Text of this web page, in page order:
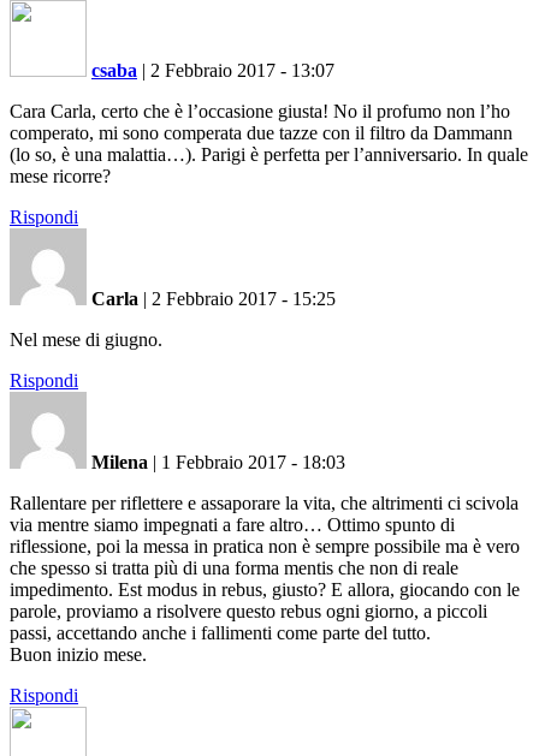
csaba | 2 Febbraio 2017 - 13:07
Cara Carla, certo che è l’occasione giusta! No il profumo non l’ho
comperato, mi sono comperata due tazze con il filtro da Dammann
(lo so, è una malattia…). Parigi è perfetta per l’anniversario. In quale
mese ricorre?
Rispondi
Carla | 2 Febbraio 2017 - 15:25
Nel mese di giugno.
Rispondi
Milena | 1 Febbraio 2017 - 18:03
Rallentare per riflettere e assaporare la vita, che altrimenti ci scivola
via mentre siamo impegnati a fare altro… Ottimo spunto di
riflessione, poi la messa in pratica non è sempre possibile ma è vero
che spesso si tratta più di una forma mentis che non di reale
impedimento. Est modus in rebus, giusto? E allora, giocando con le
parole, proviamo a risolvere questo rebus ogni giorno, a piccoli
passi, accettando anche i fallimenti come parte del tutto.
Buon inizio mese.
Rispondi